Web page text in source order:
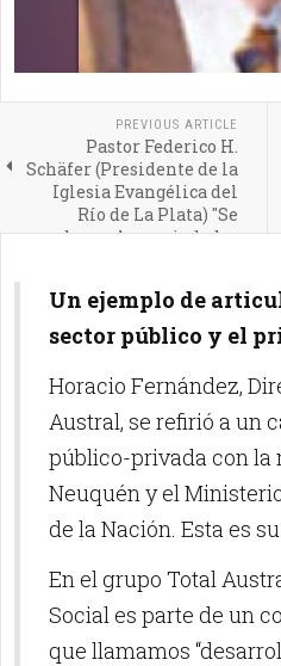
PREVIOUS ARTICLE
Pastor Federico H.
Schäfer (Presidente de la
Iglesia Evangélica del
Río de La Plata) "Se
acabaron las sociedades
Un ejemplo de
sector público y el
Horacio Fernández,
Austral, se refirió a un
público-privada con la
Neuquén y el
de la Nación. Esta es
En el grupo Total
Social es parte de un
que llamamos